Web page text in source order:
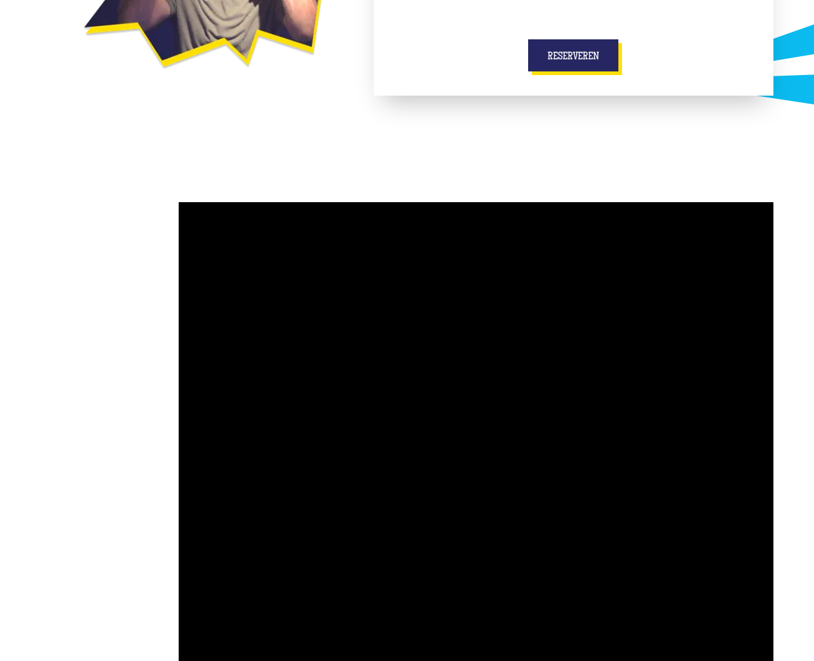
RESERVEREN